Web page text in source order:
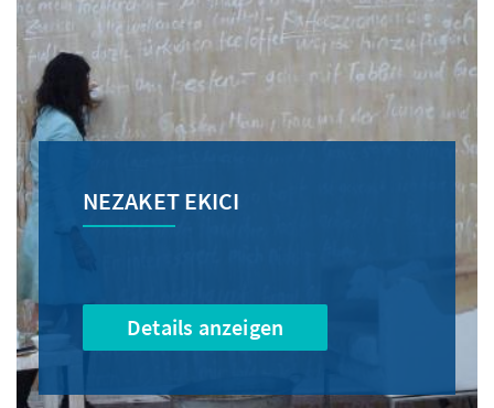
NEZAKET EKICI
Details anzeigen